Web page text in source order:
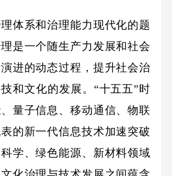
系和治理能力现代化的题
是一个随生产力发展和社会
进的动态过程，提升社会治
和文化的发展。“十五五”时
量子信息、移动通信、物联
的新一代信息技术加速突破
学、绿色能源、新材料领域